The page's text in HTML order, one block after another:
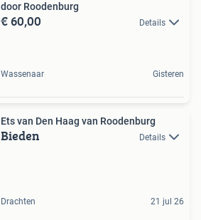
door Roodenburg
€ 60,00 Details
Wassenaar Gisteren
Ets van Den Haag van Roodenburg
Bieden Details
Drachten 21 jul 26